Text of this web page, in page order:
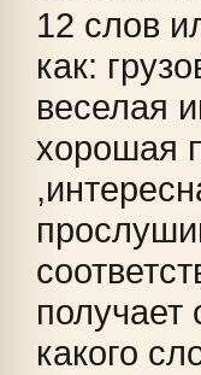
12 слов
как:
веселая
хорошая
получает
какого